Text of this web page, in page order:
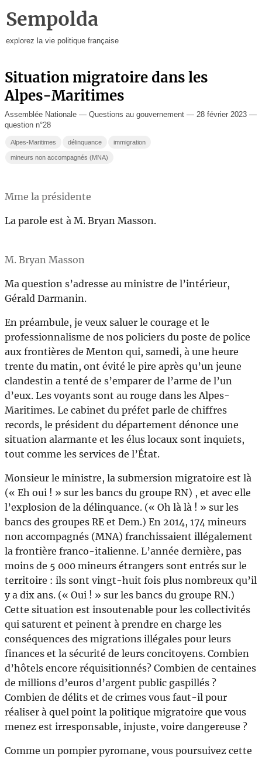
Sempolda
explorez la vie politique française
Situation migratoire dans les
Alpes-Maritimes
Assemblée Nationale — Questions au gouvernement — 28 février 2023 —
question n°28
Alpes-Maritimes délinquance immigration
mineurs non accompagnés (MNA)
Mme la présidente
La parole est à M. Bryan Masson.
M. Bryan Masson
Ma question s’adresse au ministre de l’intérieur,
Gérald Darmanin.
En préambule, je veux saluer le courage et le
professionnalisme de nos policiers du poste de police
aux frontières de Menton qui, samedi, à une heure
trente du matin, ont évité le pire après qu’un jeune
clandestin a tenté de s’emparer de l’arme de l’un
d’eux. Les voyants sont au rouge dans les Alpes-
Maritimes. Le cabinet du préfet parle de chiffres
records, le président du département dénonce une
situation alarmante et les élus locaux sont inquiets,
tout comme les services de l’État.
Monsieur le ministre, la submersion migratoire est là
(« Eh oui ! » sur les bancs du groupe RN) , et avec elle
l’explosion de la délinquance. (« Oh là là ! » sur les
bancs des groupes RE et Dem.) En 2014, 174 mineurs
non accompagnés (MNA) franchissaient illégalement
la frontière franco-italienne. L’année dernière, pas
moins de 5 000 mineurs étrangers sont entrés sur le
territoire : ils sont vingt-huit fois plus nombreux qu’il
y a dix ans. (« Oui ! » sur les bancs du groupe RN.)
Cette situation est insoutenable pour les collectivités
qui saturent et peinent à prendre en charge les
conséquences des migrations illégales pour leurs
finances et la sécurité de leurs concitoyens. Combien
d’hôtels encore réquisitionnés? Combien de centaines
de millions d’euros d’argent public gaspillés ?
Combien de délits et de crimes vous faut-il pour
réaliser à quel point la politique migratoire que vous
menez est irresponsable, injuste, voire dangereuse ?
Comme un pompier pyromane, vous poursuivez cette